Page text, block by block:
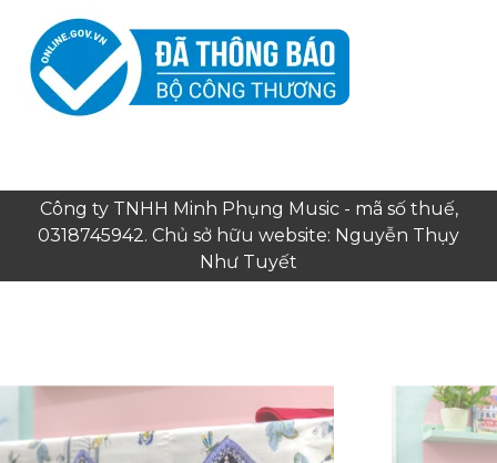
Công ty TNHH Minh Phụng Music - mã số thuế,
0318745942. Chủ sở hữu website: Nguyễn Thụy
Như Tuyết